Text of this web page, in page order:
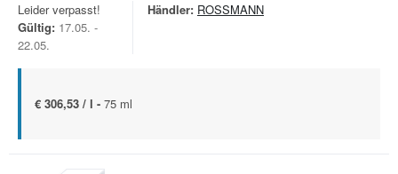
Leider verpasst!
Gültig: 17.05. -
22.05.
Händler: ROSSMANN
€ 306,53 / l - 75 ml